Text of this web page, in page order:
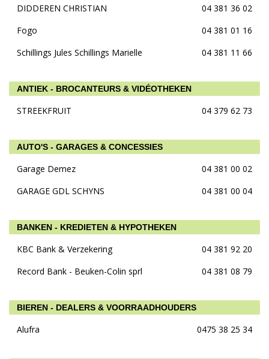
DIDDEREN CHRISTIAN
04 381 36 02
Fogo
04 381 01 16
Schillings Jules Schillings Marielle
04 381 11 66
ANTIEK - BROCANTEURS & VIDÉOTHEKEN
STREEKFRUIT 04 379 62 73
AUTO'S - GARAGES & CONCESSIES
Garage Demez
04 381 00 02
GARAGE GDL SCHYNS
04 381 00 04
BANKEN - KREDIETEN & HYPOTHEKEN
KBC Bank & Verzekering
04 381 92 20
Record Bank - Beuken-Colin sprl
04 381 08 79
BIEREN - DEALERS & VOORRAADHOUDERS
Alufra 0475 38 25 34